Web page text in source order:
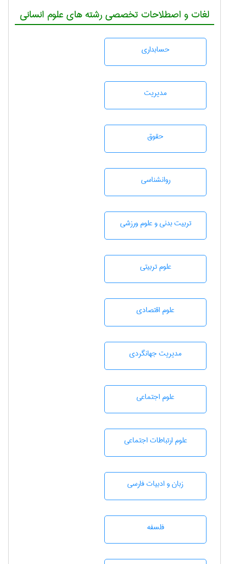
لغات و اصطلاحات تخصصی رشته های علوم انسانی
حسابداری
مديريت
حقوق
روانشناسی
تربيت بدنی و علوم ورزشی
علوم تربيتی
علوم اقتصادی
مديريت جهانگردی
علوم اجتماعی
علوم ارتباطات اجتماعی
زبان و ادبيات فارسی
فلسفه